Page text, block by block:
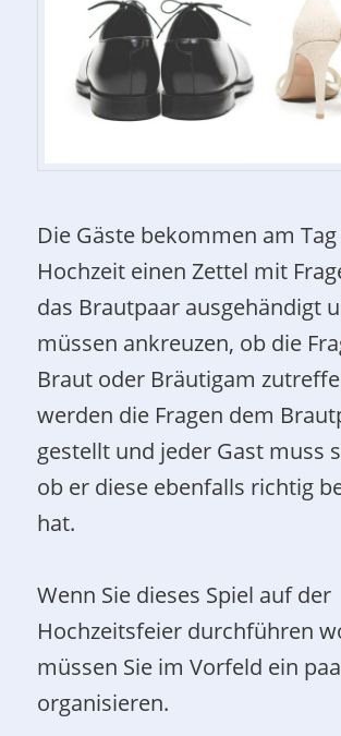
Die Gäste bekommen am
Hochzeit einen Zettel mit
das Brautpaar ausgehändigt
müssen ankreuzen, ob die
Braut oder Bräutigam
werden die Fragen dem
gestellt und jeder Gast muss
ob er diese ebenfalls richtig
hat.
Wenn Sie dieses Spiel auf der
Hochzeitsfeier durchführen
müssen Sie im Vorfeld ein
organisieren.